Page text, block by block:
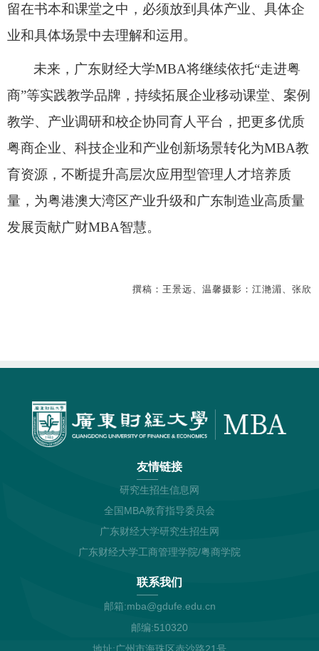
留在书本和课堂之中，必须放到具体产业、具体企
业和具体场景中去理解和运用。
未来，广东财经大学MBA将继续依托“走进粤
商”等实践教学品牌，持续拓展企业移动课堂、案例
教学、产业调研和校企协同育人平台，把更多优质
粤商企业、科技企业和产业创新场景转化为MBA教
育资源，不断提升高层次应用型管理人才培养质
量，为粤港澳大湾区产业升级和广东制造业高质量
发展贡献广财MBA智慧。
撰稿：王景远、温馨摄影：江滟湄、张欣
友情链接
研究生招生信息网
全国MBA教育指导委员会
广东财经大学研究生招生网
广东财经大学工商管理学院/粤商学院
联系我们
邮箱:mba@gdufe.edu.cn
邮编:510320